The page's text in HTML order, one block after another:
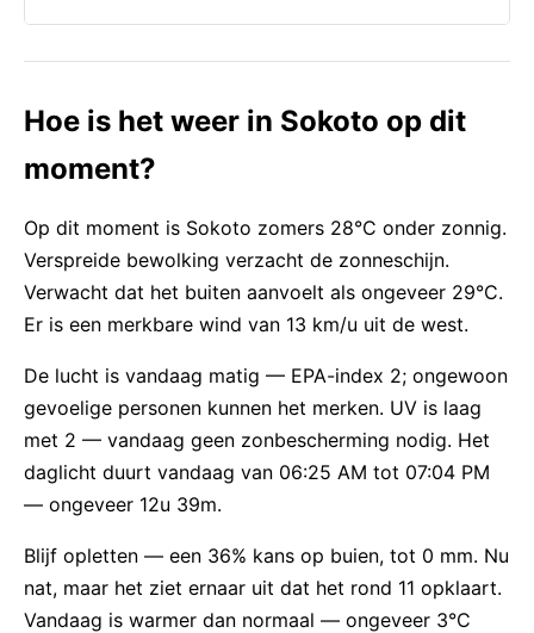
Hoe is het weer in Sokoto op dit
moment?
Op dit moment is Sokoto zomers 28°C onder zonnig.
Verspreide bewolking verzacht de zonneschijn.
Verwacht dat het buiten aanvoelt als ongeveer 29°C.
Er is een merkbare wind van 13 km/u uit de west.
De lucht is vandaag matig — EPA-index 2; ongewoon
gevoelige personen kunnen het merken. UV is laag
met 2 — vandaag geen zonbescherming nodig. Het
daglicht duurt vandaag van 06:25 AM tot 07:04 PM
— ongeveer 12u 39m.
Blijf opletten — een 36% kans op buien, tot 0 mm. Nu
nat, maar het ziet ernaar uit dat het rond 11 opklaart.
Vandaag is warmer dan normaal — ongeveer 3°C